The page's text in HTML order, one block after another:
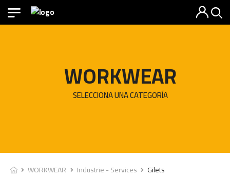
WORKWEAR
SELECCIONA UNA CATEGORÍA
WORKWEAR Industrie - Services Gilets